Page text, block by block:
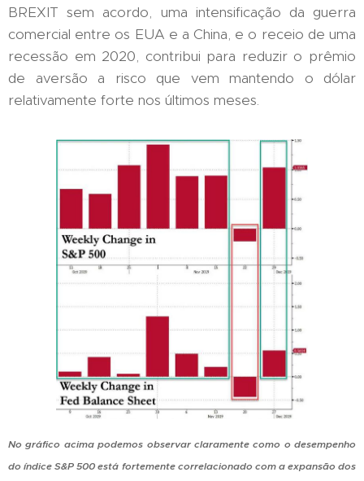
BREXIT sem acordo, uma intensificação da guerra
comercial entre os EUA e a China, e o receio de uma
recessão em 2020, contribui para reduzir o prêmio
de aversão a risco que vem mantendo o dólar
relativamente forte nos últimos meses.
No gráfico acima podemos observar claramente como o desempenho
do índice S&P 500 está fortemente correlacionado com a expansão dos